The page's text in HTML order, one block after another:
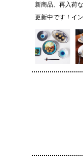
新商品、再入荷
更新中です！イ